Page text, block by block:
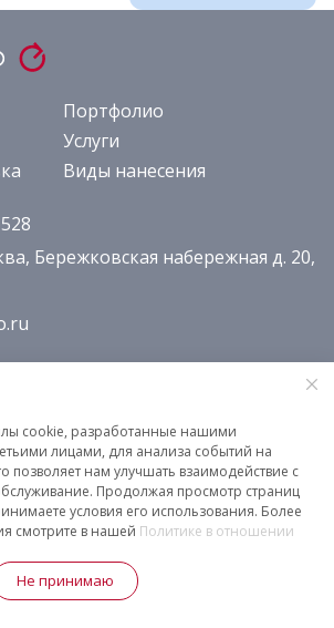
Портфолио
Услуги
Виды нанесения
Бережковская набережная д. 20,
звонок
рассылку
Все права защищены
cookie, разработанные нашими
лицами, для анализа событий на
позволяет нам улучшать взаимодействие с
Продолжая просмотр страниц
условия его использования. Более
смотрите в нашей Политике в отношении
Не принимаю